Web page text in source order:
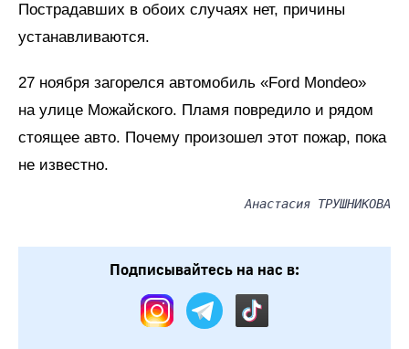
Пострадавших в обоих случаях нет, причины
устанавливаются.
27 ноября загорелся автомобиль «Ford Mondeo»
на улице Можайского. Пламя повредило и рядом
стоящее авто. Почему произошел этот пожар, пока
не известно.
Анастасия ТРУШНИКОВА
Подписывайтесь на нас в: